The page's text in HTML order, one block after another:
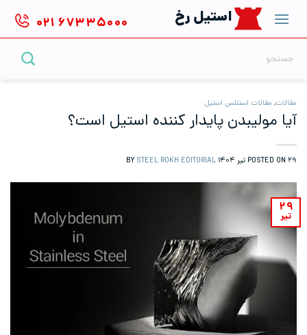
content
استیل رخ ۰۲۱ ۶۷۳۳۵۰۰۰
مقالات, مقالات استنلس استیل
آیا مولیبدن پایدار کننده استیل است؟
POSTED ON ۲۹ تیر ۱۴۰۴ STEEL ROKH EDITORIAL
۲۹
تیر